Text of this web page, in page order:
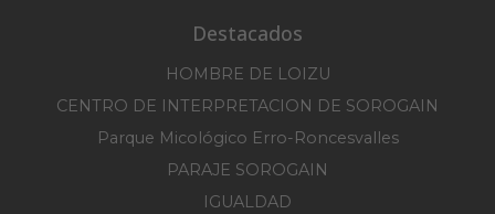
Destacados
HOMBRE DE LOIZU
CENTRO DE INTERPRETACION DE SOROGAIN
Parque Micológico Erro-Roncesvalles
PARAJE SOROGAIN
IGUALDAD